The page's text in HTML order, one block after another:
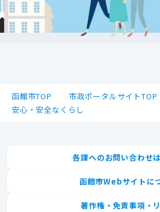
函館市TOP 市政ポータルサイトTOP
安心・安全なくらし
各課へのお問い合わせ
函館市Webサイトに
著作権・免責事項・